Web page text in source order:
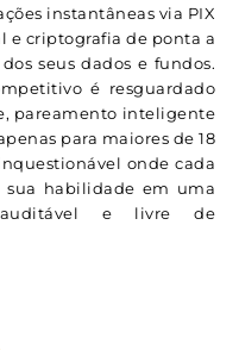
instantâneas via PIX
e criptografia de ponta a
seus dados e fundos.
é resguardado
pareamento inteligente
para maiores de 18
onde cada
sua habilidade em uma
auditável e livre de